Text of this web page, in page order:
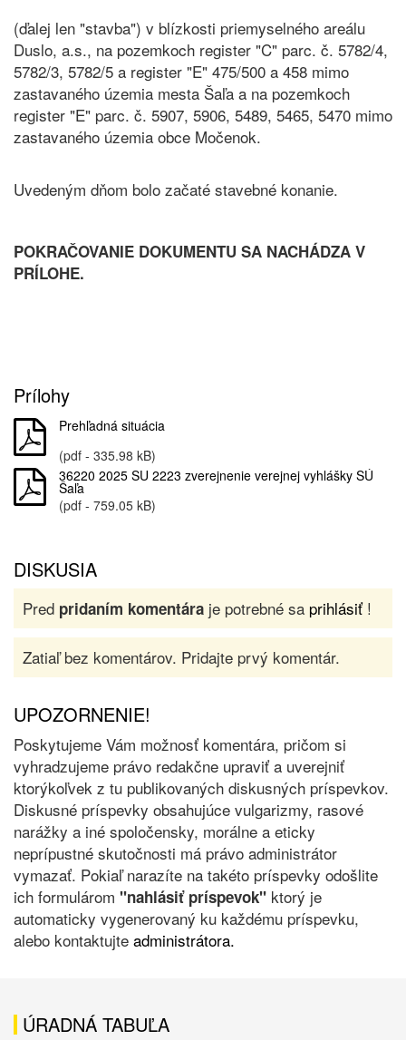
(ďalej len "stavba") v blízkosti priemyselného areálu
Duslo, a.s., na pozemkoch register "C" parc. č. 5782/4,
5782/3, 5782/5 a register "E" 475/500 a 458 mimo
zastavaného územia mesta Šaľa a na pozemkoch
register "E" parc. č. 5907, 5906, 5489, 5465, 5470 mimo
zastavaného územia obce Močenok.
Uvedeným dňom bolo začaté stavebné konanie.
POKRAČOVANIE DOKUMENTU SA NACHÁDZA V
PRÍLOHE.
Prílohy
Prehľadná situácia
(pdf - 335.98 kB)
36220 2025 SU 2223 zverejnenie verejnej vyhlášky SÚ
Šaľa
(pdf - 759.05 kB)
DISKUSIA
Pred pridaním komentára je potrebné sa prihlásiť!
Zatiaľ bez komentárov. Pridajte prvý komentár.
UPOZORNENIE!
Poskytujeme Vám možnosť komentára, pričom si
vyhradzujeme právo redakčne upraviť a uverejniť
ktorýkoľvek z tu publikovaných diskusných príspevkov.
Diskusné príspevky obsahujúce vulgarizmy, rasové
narážky a iné spoločensky, morálne a eticky
neprípustné skutočnosti má právo administrátor
vymazať. Pokiaľ narazíte na takéto príspevky odošlite
ich formulárom "nahlásiť príspevok" ktorý je
automaticky vygenerovaný ku každému príspevku,
alebo kontaktujte administrátora.
ÚRADNÁ TABUĽA